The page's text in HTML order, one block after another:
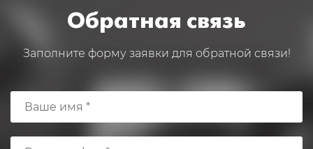
Обратная связь
Заполните форму заявки для обратной связи!